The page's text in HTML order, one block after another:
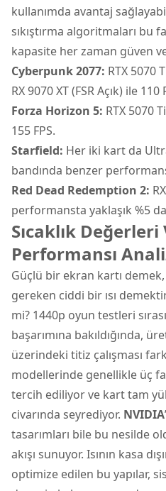
kullanımda avantaj
sıkıştırma algoritmaları bu
kapasite her zaman güven
Cyberpunk 2077: RTX 5070
RX 9070 XT (FSR Açık) ile 110
Forza Horizon 5: RTX 5070
155 FPS.
Starfield: Her iki kart da
bandında benzer
Red Dead Redemption 2:
performansta yaklaşık %5
Sıcaklık
Performansı
Güçlü bir ekran kartı
gereken ciddi bir ısı
mi? 1440p oyun testleri
başarımına bakıldığında,
üzerindeki titiz çalışması
modellerinde genellikle üç
tercih ediliyor ve kart tam
civarında seyrediyor. NVIDIA
tasarımları bile bu nesilde
akışı sunuyor. Isının kasa
optimize edilen bu yapılar,